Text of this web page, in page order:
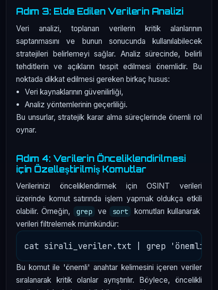
Adım 3: Elde Edilen Verilerin Analizi
Veri analizi, toplanan verilerin kritik alanlarının
saptanmasını ve bunun sonucunda kullanılabilecek
stratejileri belirlemeyi sağlar. Analiz sürecinde, belirli
tehditlerin ve açıkların tespit edilmesi önemlidir. Bu
noktada dikkat edilmesi gereken birkaç husus:
Veri kaynaklarının güvenilirliği,
Analiz yöntemlerinin geçerliliği.
Bu unsurlar, stratejik karar alma süreçlerinde önemli rol
oynar.
Adım 4: Verilerin Önceliklendirilmesi
için Özelleştirilmiş Komutlar
Verilerinizi önceliklendirmek için OSINT verileri
üzerinde komut satırında işlem yapmak oldukça etkili
olabilir. Örneğin,
grep ve sort
komutları kullanarak
verileri filtrelemek mümkündür:
Bu komut ile 'önemli' anahtar kelimesini içeren veriler
sıralanarak kritik olanlar ayrıştırılır. Böylece, öncelikli